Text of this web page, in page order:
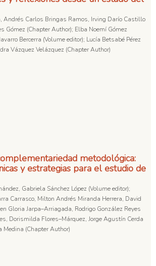
Andrés Carlos Bringas Ramos, Irving Darío Castillo
Gómez (Chapter Author); Elba Noemí Gómez
Bercerra (Volume editor); Lucía Betsabé Pérez
Vázquez Velázquez (Chapter Author)
metodológica:
y estrategias para el estudio de
Gabriela Sánchez López (Volume editor);
Carrasco, Milton Andrés Miranda Herrera, David
Gloria Jarpa–Arriagada, Rodrigo González Reyes
Dorismilda Flores–Márquez, Jorge Agustín Cerda
Medina (Chapter Author)